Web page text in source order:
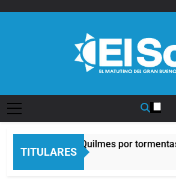
TITULARES
naranja en Quilmes por tormentas